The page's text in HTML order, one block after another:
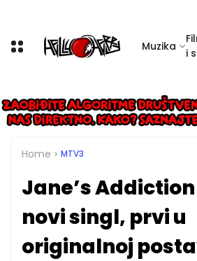
Muzika
i
Home MTV3
Jane’s
novi singl, prvi u
originalnoj